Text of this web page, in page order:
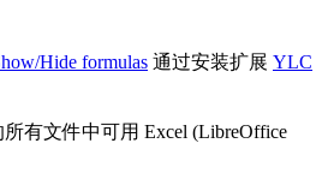
Hide formulas 通过安装扩展 YLC
有文件中可用 Excel (LibreOffice